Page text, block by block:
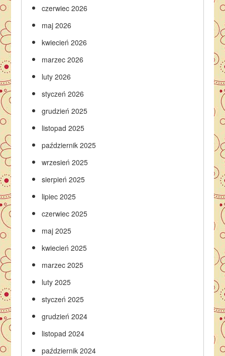
czerwiec 2026
maj 2026
kwiecień 2026
marzec 2026
luty 2026
styczeń 2026
grudzień 2025
listopad 2025
październik 2025
wrzesień 2025
sierpień 2025
lipiec 2025
czerwiec 2025
maj 2025
kwiecień 2025
marzec 2025
luty 2025
styczeń 2025
grudzień 2024
listopad 2024
październik 2024